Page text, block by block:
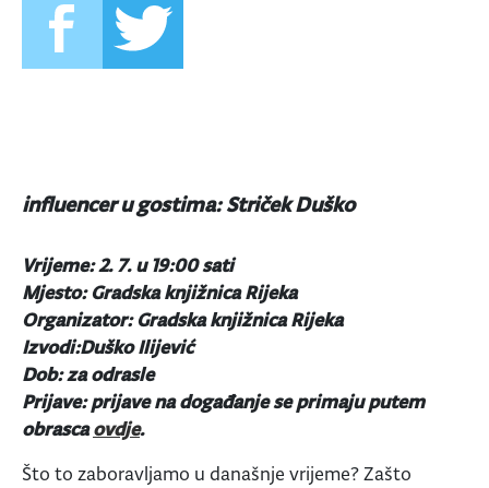
influencer u gostima: Striček Duško
Vrijeme: 2. 7. u 19:00 sati
Mjesto: Gradska knjižnica Rijeka
Organizator: Gradska knjižnica Rijeka
Izvodi:Duško Ilijević
Dob: za odrasle
Prijave: prijave na događanje se primaju putem
obrascaovdje.
Što to zaboravljamo u današnje vrijeme? Zašto